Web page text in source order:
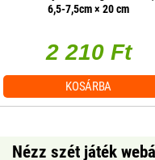
6,5-7,5cm × 20 cm
2 210 Ft
KOSÁRBA
Nézz szét játék